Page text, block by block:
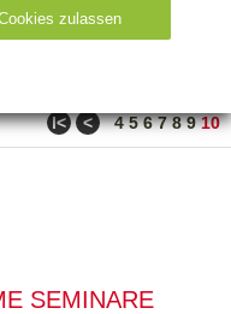
ǀ< < 4 5 6 7 8 9 10
SEMINARE
zulassen
des
ge